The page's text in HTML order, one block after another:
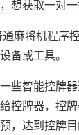
想获取一对
麻将机程序
备或工具。
些智能控牌
控牌器，控
，达到控牌目